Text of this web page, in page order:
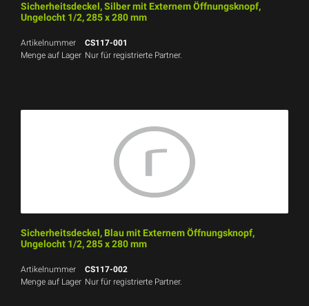
Sicherheitsdeckel, Silber mit Externem Öffnungsknopf,
Ungelocht 1/2, 285 x 280 mm
Artikelnummer
CS117-001
Menge auf Lager Nur für registrierte Partner.
Sicherheitsdeckel, Blau mit Externem Öffnungsknopf,
Ungelocht 1/2, 285 x 280 mm
Artikelnummer
CS117-002
Menge auf Lager Nur für registrierte Partner.